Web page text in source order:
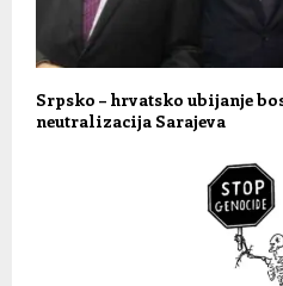
Srpsko – hrvatsko ubijanje
neutralizacija Sarajeva